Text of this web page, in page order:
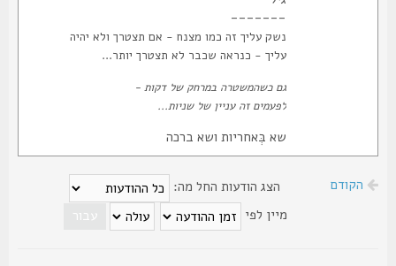
-------
נשק עליך זה כמו מצנח - אם תצטרך ולא יהיה
עליך - כנראה שכבר לא תצטרך יותר...
גם כשהמשטרה במרחק של דקות -
לפעמים זה עניין של שניות...
שא בְּאחריות ושא ברכה
הקודם
הצג הודעות החל מה:
מיין לפי